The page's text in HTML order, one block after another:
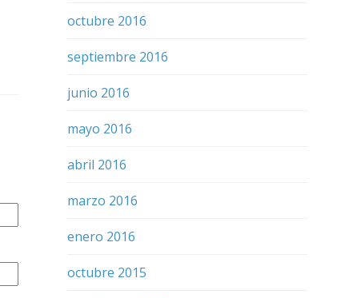
octubre 2016
septiembre 2016
junio 2016
mayo 2016
abril 2016
marzo 2016
enero 2016
octubre 2015